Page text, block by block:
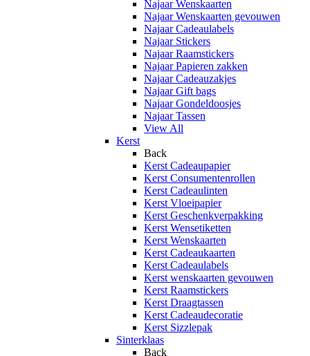
Najaar Wenskaarten
Najaar Wenskaarten gevouwen
Najaar Cadeaulabels
Najaar Stickers
Najaar Raamstickers
Najaar Papieren zakken
Najaar Cadeauzakjes
Najaar Gift bags
Najaar Gondeldoosjes
Najaar Tassen
View All
Kerst
Back
Kerst Cadeaupapier
Kerst Consumentenrollen
Kerst Cadeaulinten
Kerst Vloeipapier
Kerst Geschenkverpakking
Kerst Wensetiketten
Kerst Wenskaarten
Kerst Cadeaukaarten
Kerst Cadeaulabels
Kerst wenskaarten gevouwen
Kerst Raamstickers
Kerst Draagtassen
Kerst Cadeaudecoratie
Kerst Sizzlepak
Sinterklaas
Back